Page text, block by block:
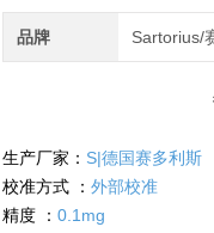
品牌 Sartorius/
生产厂家： S|德国赛多利斯
校准方式 ： 外部校准
精度 ： 0.1mg